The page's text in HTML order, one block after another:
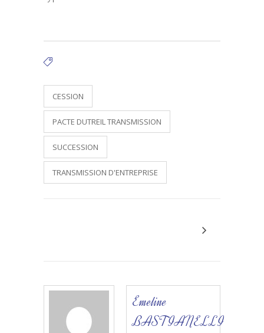
CESSION
PACTE DUTREIL TRANSMISSION
SUCCESSION
TRANSMISSION D'ENTREPRISE
Emeline
BASTIANELLI